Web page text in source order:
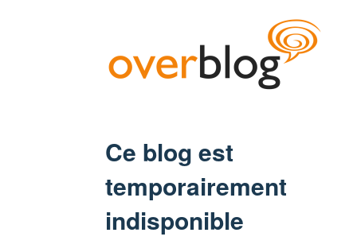
Ce blog est
temporairement
indisponible